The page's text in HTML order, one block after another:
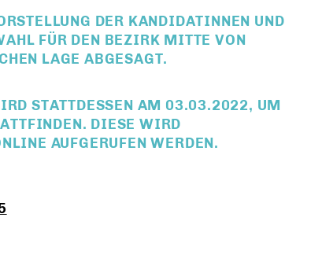
DER KANDIDATINNEN UND
FÜR DEN BEZIRK MITTE VON
LAGE ABGESAGT.
STATTDESSEN AM 03.03.2022, UM
DIESE WIRD
AUFGERUFEN WERDEN.